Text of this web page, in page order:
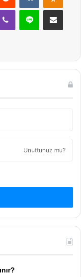
Viber Line E-Posta ile
Unuttunuz mu?